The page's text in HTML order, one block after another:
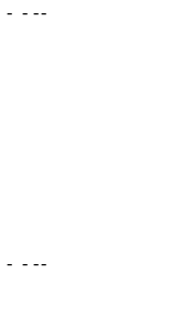
- - --
- - --